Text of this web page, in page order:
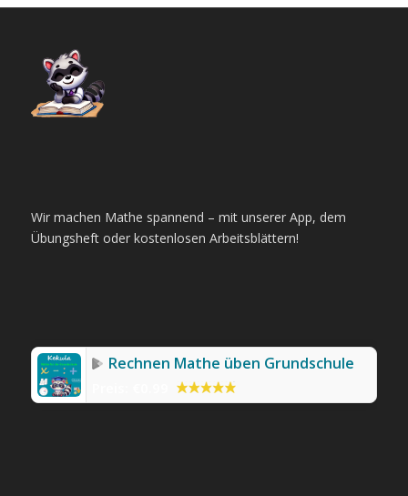
Wir machen Mathe spannend – mit unserer App, dem
Übungsheft oder kostenlosen Arbeitsblättern!
Rechnen Mathe üben Grundschule